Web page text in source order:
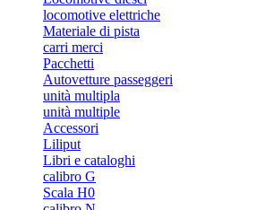
locomotive elettriche
Materiale di pista
carri merci
Pacchetti
Autovetture passeggeri
unità multipla
unità multiple
Accessori
Liliput
Libri e cataloghi
calibro G
Scala H0